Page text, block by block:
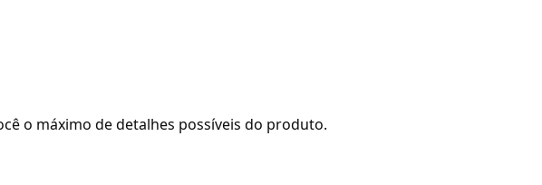
o máximo de detalhes possíveis do produto.